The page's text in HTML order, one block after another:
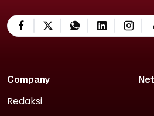
Company
Redaksi